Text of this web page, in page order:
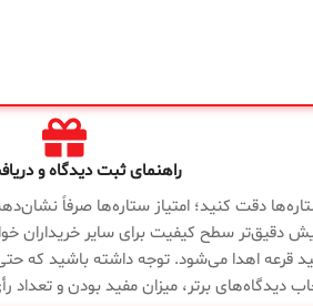
گارانتی ضمانت سلامت
راهنمای ثبت دیدگاه و
دقت کنید؛ امتیاز ستاره‌ها صرفاً
دقیق‌تر سطح کیفیت برای سایر
قرعه اهدا می‌شود. توجه داشته باشید که
دیدگاه‌های برتر، میزان مفید بودن و